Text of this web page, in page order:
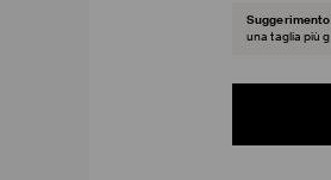
Suggerimento
una taglia più